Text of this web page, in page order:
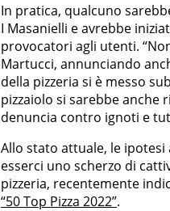
In pratica, qualcuno
I Masanielli e avrebbe
provocatori agli utenti.
Martucci, annunciando
della pizzeria si è messo
pizzaiolo si sarebbe
denuncia contro ignoti e
Allo stato attuale, le ipotesi
esserci uno scherzo di
pizzeria, recentemente
“50 Top Pizza 2022”.